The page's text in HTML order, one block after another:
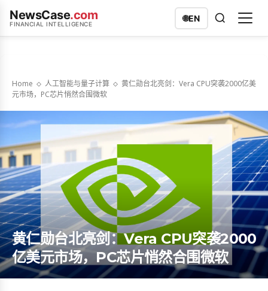
NewsCase.com
FINANCIAL INTELLIGENCE
🌐EN
Home 人工智能与量子计算
黄仁勋台北亮剑：Vera CPU突袭2000亿美
元市场，PC芯片悄然合围微软
黄仁勋台北亮剑：Vera CPU突袭2000
亿美元市场，PC芯片悄然合围微软